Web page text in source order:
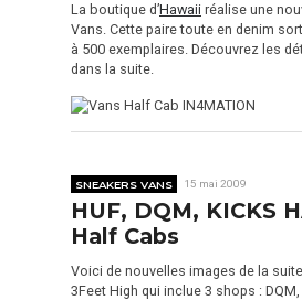
La boutique d’Hawaii réalise une
Vans. Cette paire toute en denim
à 500 exemplaires. Découvrez les
dans la suite.
SNEAKERS VANS 15 mai 2009
HUF, DQM, KICKS
Half Cabs
Voici de nouvelles images de la
3Feet High qui inclue 3 shops : DQM,